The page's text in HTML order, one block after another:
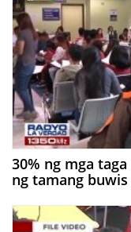
30% ng mga
ng tamang